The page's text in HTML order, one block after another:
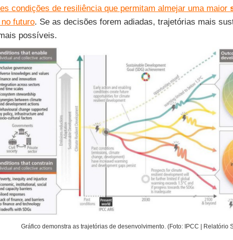
condições de resiliência que permitam almejar uma maior
no futuro. Se as decisões forem adiadas, trajetórias mais
possíveis.
Gráfico demonstra as trajetórias de desenvolvimento. (Foto: IPCC | Relatório